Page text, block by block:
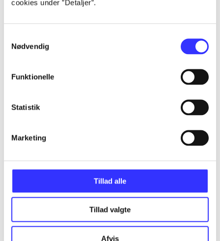
cookies under ”Detaljer”.
Nødvendig
Funktionelle
Statistik
Marketing
Tillad alle
Tillad valgte
Afvis
Alle registrerede artikler fordelt på udgivelser